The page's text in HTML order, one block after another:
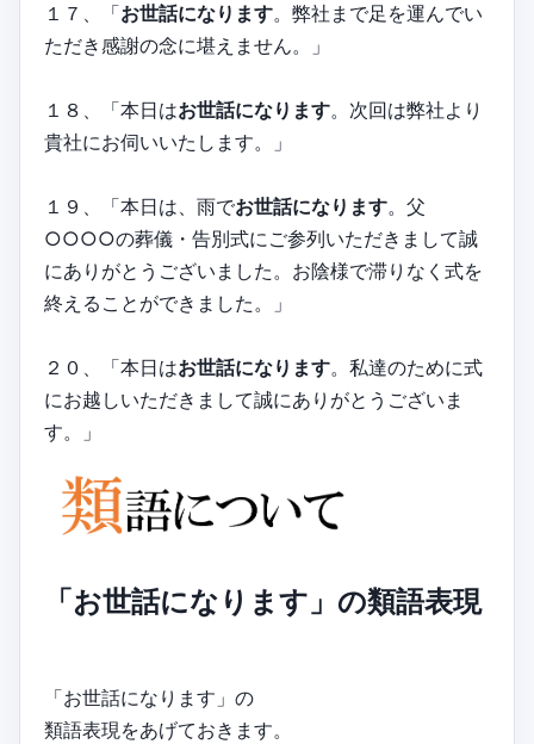
１７、「お世話になります。弊社まで足を運んでい
ただき感謝の念に堪えません。」
１８、「本日はお世話になります。次回は弊社より
貴社にお伺いいたします。」
１９、「本日は、雨でお世話になります。父
○○○○の葬儀・告別式にご参列いただきまして誠
にありがとうございました。お陰様で滞りなく式を
終えることができました。」
２０、「本日はお世話になります。私達のために式
にお越しいただきまして誠にありがとうございま
す。」
「お世話になります」の類語表現
「お世話になります」の
類語表現をあげておきます。